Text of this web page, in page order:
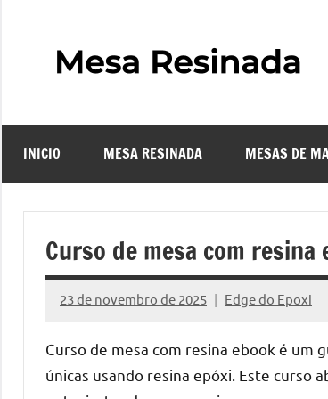
INICIO MESA RESINADA MESAS DE
Curso de mesa com
23 de novembro de 2025 Edge do Epoxi
Nenhum
Curso de mesa com resina ebook é um
únicas usando resina epóxi. Este curso